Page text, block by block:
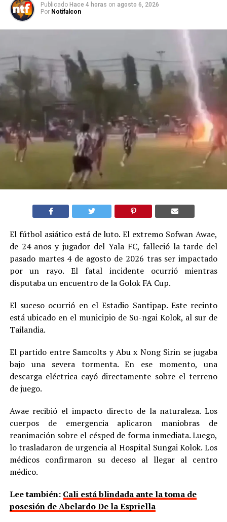
Publicado Hace 4 horas on agosto 6, 2026
Por Notifalcon
El fútbol asiático está de luto. El extremo Sofwan Awae,
de 24 años y jugador del Yala FC, falleció la tarde del
pasado martes 4 de agosto de 2026 tras ser impactado
por un rayo. El fatal incidente ocurrió mientras
disputaba un encuentro de la Golok FA Cup.
El suceso ocurrió en el Estadio Santipap. Este recinto
está ubicado en el municipio de Su-ngai Kolok, al sur de
Tailandia.
El partido entre Samcolts y Abu x Nong Sirin se jugaba
bajo una severa tormenta. En ese momento, una
descarga eléctrica cayó directamente sobre el terreno
de juego.
Awae recibió el impacto directo de la naturaleza. Los
cuerpos de emergencia aplicaron maniobras de
reanimación sobre el césped de forma inmediata. Luego,
lo trasladaron de urgencia al Hospital Sungai Kolok. Los
médicos confirmaron su deceso al llegar al centro
médico.
Lee también: Cali está blindada ante la toma de
posesión de Abelardo De la Espriella